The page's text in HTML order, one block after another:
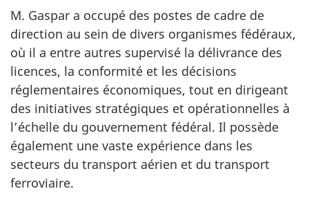
M. Gaspar a occupé des postes de cadre de
direction au sein de divers organismes fédéraux,
où il a entre autres supervisé la délivrance des
licences, la conformité et les décisions
réglementaires économiques, tout en dirigeant
des initiatives stratégiques et opérationnelles à
l’échelle du gouvernement fédéral. Il possède
également une vaste expérience dans les
secteurs du transport aérien et du transport
ferroviaire.